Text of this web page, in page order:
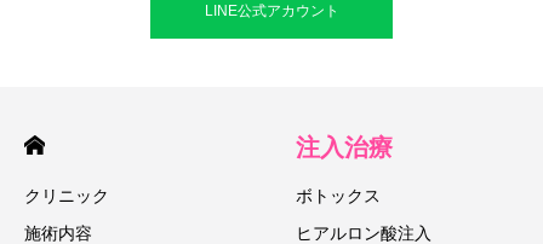
LINE公式アカウント
クリニック
施術内容
注入治療
ボトックス
ヒアルロン酸注入